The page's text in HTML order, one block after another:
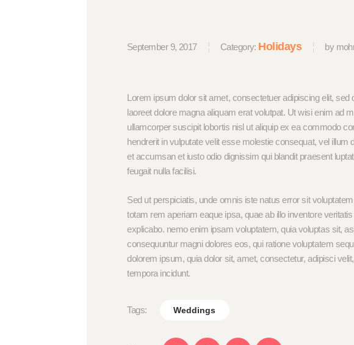
September 9, 2017 Category: Holidays by
Lorem ipsum dolor sit amet, consectetuer adipiscing elit,
laoreet dolore magna aliquam erat volutpat. Ut wisi enim ad
ullamcorper suscipit lobortis nisl ut aliquip ex ea commodo
hendrerit in vulputate velit esse molestie consequat, vel illum
et accumsan et iusto odio dignissim qui blandit praesent
feugait nulla facilisi.
Sed ut perspiciatis, unde omnis iste natus error sit
totam rem aperiam eaque ipsa, quae ab illo inventore
explicabo. nemo enim ipsam voluptatem, quia voluptas sit,
consequuntur magni dolores eos, qui ratione voluptatem
dolorem ipsum, quia dolor sit, amet, consectetur, adipisci
tempora incidunt.
Tags: Weddings